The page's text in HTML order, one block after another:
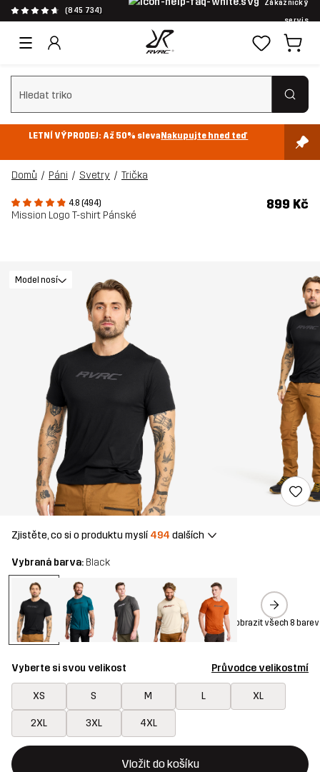
(845 734)
Zákaznický
servis
Vymazat vyhledávání
LETNÍ VÝPRODEJ: Až 50% slevaNakupujte hned teď
Domů Páni Svetry Trička
4.8 (494)
Mission Logo T-shirt Pánské
899 Kč
Model nosí
Zjistěte, co si o produktu myslí 494 dalších
Vybraná barva: Black
Zobrazit všech 8 barev
Vyberte si svou velikost Průvodce velikostmí
XS S M L XL
2XL 3XL 4XL
Vložit do košíku
Toto tlačítko otevře modální potvrzení nové položky v
{{size}} není k dispozici